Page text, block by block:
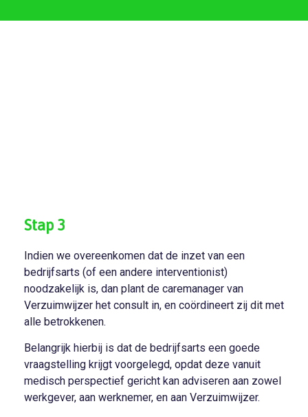
Stap 3
Indien we overeenkomen dat de inzet van een
bedrijfsarts (of een andere interventionist)
noodzakelijk is, dan plant de caremanager van
Verzuimwijzer het consult in, en coördineert zij dit met
alle betrokkenen.
Belangrijk hierbij is dat de bedrijfsarts een goede
vraagstelling krijgt voorgelegd, opdat deze vanuit
medisch perspectief gericht kan adviseren aan zowel
werkgever, aan werknemer, en aan Verzuimwijzer.